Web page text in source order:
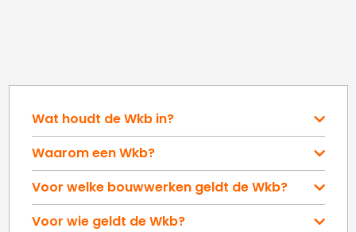
Wat houdt de Wkb in?
Waarom een Wkb?
Voor welke bouwwerken geldt de Wkb?
Voor wie geldt de Wkb?